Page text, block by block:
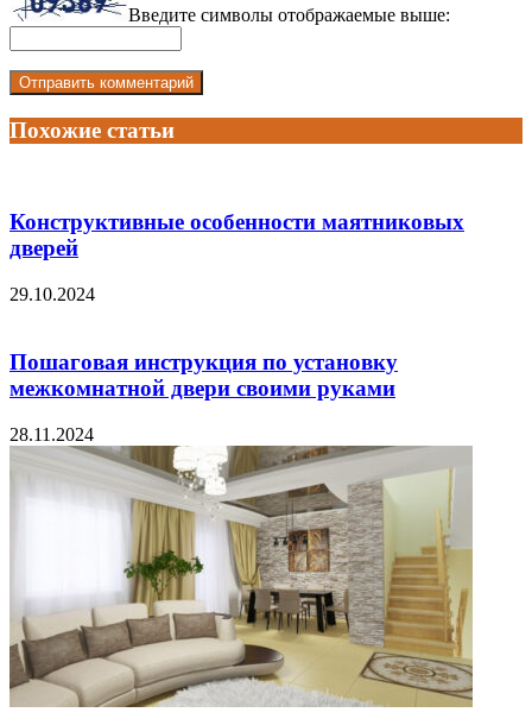
Введите символы отображаемые выше:
Похожие статьи
Конструктивные особенности маятниковых
дверей
29.10.2024
Пошаговая инструкция по установку
межкомнатной двери своими руками
28.11.2024